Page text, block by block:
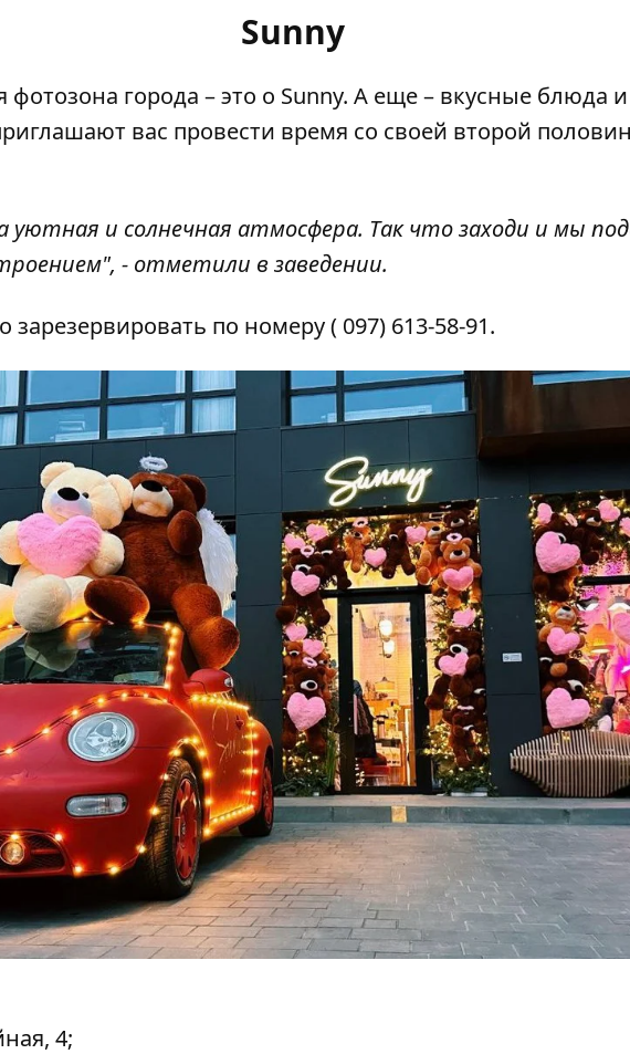
Sunny
города – это о Sunny. А еще – вкусные блюда
вас провести время со своей второй
уютная и солнечная атмосфера. Так что заходи и мы
- отметили в заведении.
зарезервировать по номеру( 097) 613-58-91.
4;